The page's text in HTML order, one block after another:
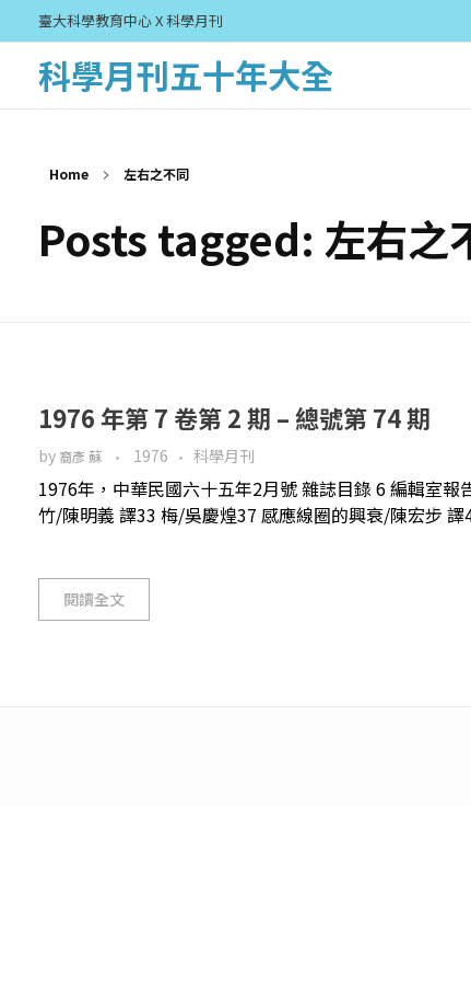
臺大科學教育中心 X 科學月刊
科學月刊五十年大全
Home 左右之不同
Posts tagged: 左右之
1976 年第 7 卷第 2 期 – 總號第 74 期
by 裔彥 蘇 1976 科學月刊
1976年，中華民國六十五年2月號 雜誌目錄 6 編輯室
竹/陳明義 譯33 梅/吳慶煌37 感應線圈的興衰/陳宏步
閱讀全文